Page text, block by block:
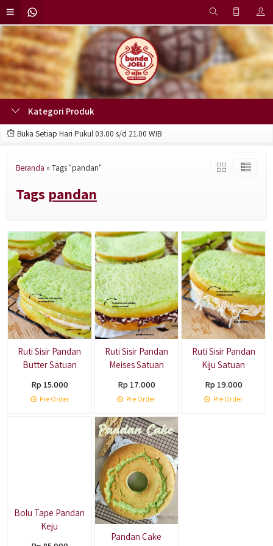
Kategori Produk
Buka Setiap Hari Pukul 03.00 s/d 21.00 WIB
Beranda » Tags "pandan"
Tags pandan
Ruti Sisir Pandan
Butter Satuan
Rp 15.000
Pre Order
Ruti Sisir Pandan
Meises Satuan
Rp 17.000
Pre Order
Ruti Sisir Pandan
Kiju Satuan
Rp 19.000
Pre Order
Bolu Tape Pandan
Keju
Pandan Cake